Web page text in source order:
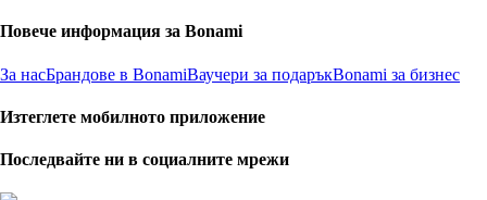
Повече информация за Bonami
За насБрандове в BonamiВаучери за подаръкBonami за бизнес
Изтеглете мобилното приложение
Последвайте ни в социалните мрежи